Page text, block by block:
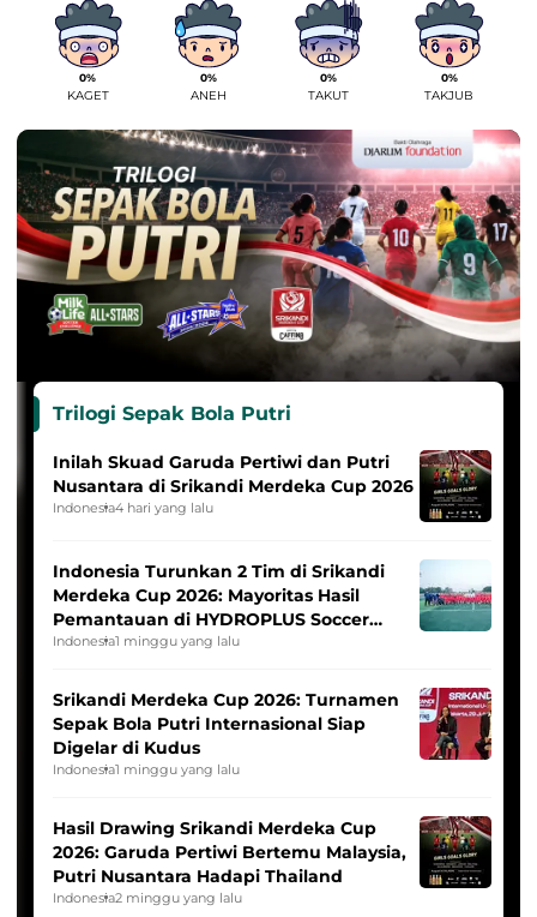
0%
KAGET
0%
ANEH
0%
TAKUT
0%
TAKJUB
Trilogi Sepak Bola Putri
Inilah Skuad Garuda Pertiwi dan Putri
Nusantara di Srikandi Merdeka Cup 2026
Indonesia4 hari yang lalu
Indonesia Turunkan 2 Tim di Srikandi
Merdeka Cup 2026: Mayoritas Hasil
Pemantauan di HYDROPLUS Soccer
League
Indonesia1 minggu yang lalu
Srikandi Merdeka Cup 2026: Turnamen
Sepak Bola Putri Internasional Siap
Digelar di Kudus
Indonesia1 minggu yang lalu
Hasil Drawing Srikandi Merdeka Cup
2026: Garuda Pertiwi Bertemu Malaysia,
Putri Nusantara Hadapi Thailand
Indonesia2 minggu yang lalu